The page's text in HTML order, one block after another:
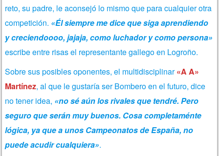
reto, su padre, le aconsejó lo mismo que para cualquier otra
competición. «Él siempre me dice que siga aprendiendo
y creciendoooo, jajaja, como luchador y como persona»
escribe entre risas el representante gallego en Logroño.
Sobre sus posibles oponentes, el multidisciplinar«A A»
Martínez, al que le gustaría ser Bombero en el futuro, dice
no tener idea, «no sé aún los rivales que tendré. Pero
seguro que serán muy buenos. Cosa completaménte
lógica, ya que a unos Campeonatos de España, no
puede acudir cualquiera».